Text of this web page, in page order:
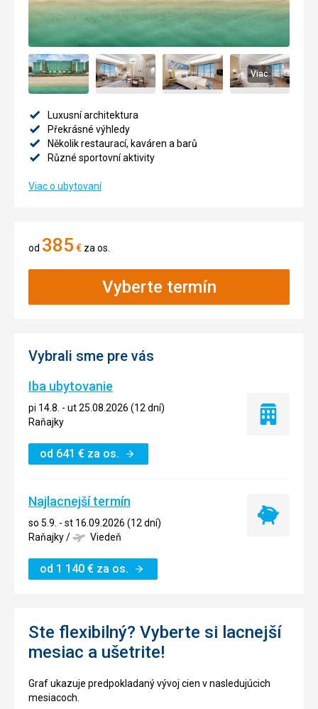
Viac
Luxusní architektura
Překrásné výhledy
Několik restaurací, kaváren a barů
Různé sportovní aktivity
Viac o ubytovaní
od 385 € za os.
Vyberte termín
Vybrali sme pre vás
Iba ubytovanie
pi 14.8. - ut 25.08.2026 (12 dní)
Raňajky
od 641 € za os.
Iba
Najlacnejší termín
so 5.9. - st 16.09.2026 (12 dní)
Raňajky/ Viedeň
od 1 140 € za os.
Najlacnejší
Ste flexibilný? Vyberte si lacnejší
mesiac a ušetrite!
Graf ukazuje predpokladaný vývoj cien v nasledujúcich
mesiacoch.